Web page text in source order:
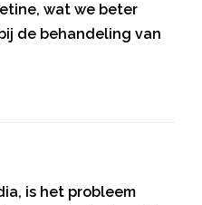
wat we beter
de behandeling van
is het probleem